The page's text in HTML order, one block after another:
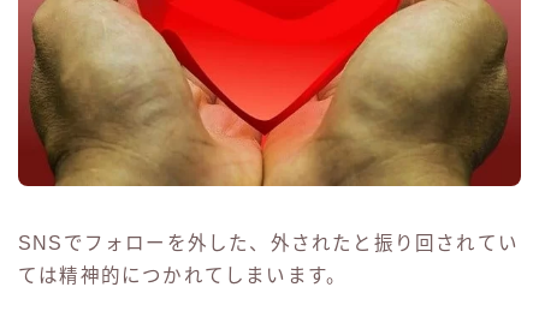
SNSでフォローを外した、外されたと振り回されてい
ては精神的につかれてしまいます。